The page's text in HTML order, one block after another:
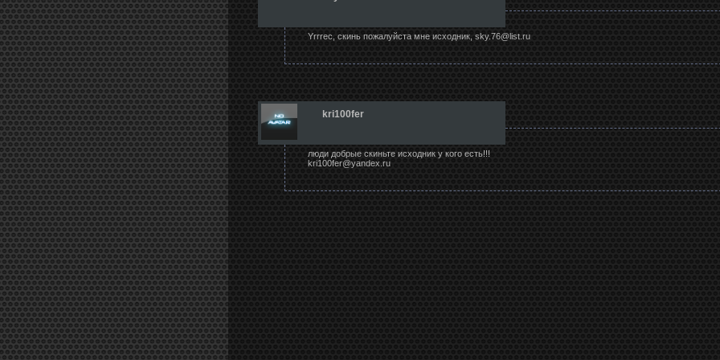
Yrrrec, скинь пожалуйста мне исходник, sky.76@list.ru
kri100fer
люди добрые скиньте исходник у кого есть!!!
kri100fer@yandex.ru